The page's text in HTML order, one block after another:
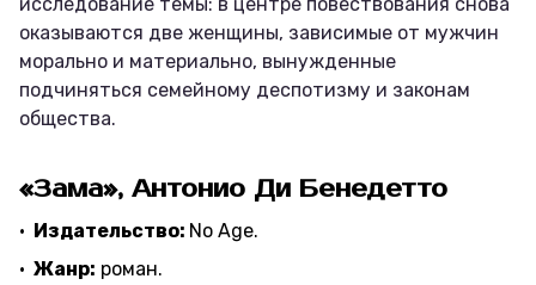
оказываются две женщины, зависимые от мужчин
морально и материально, вынужденные
подчиняться семейному деспотизму и законам
общества.
«Зама», Антонио Ди Бенедетто
Издательство: No Age.
Жанр: роман.